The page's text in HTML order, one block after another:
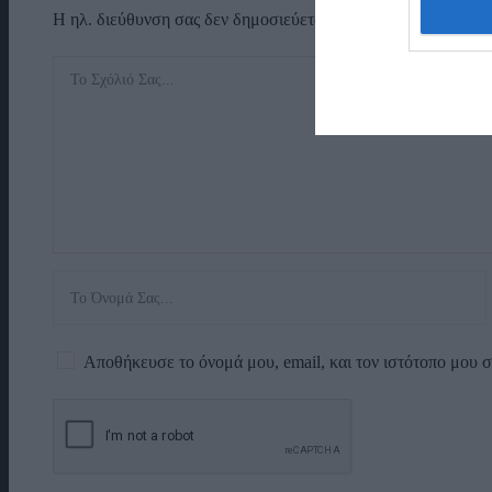
Η ηλ. διεύθυνση σας δεν δημοσιεύεται. Τα υποχρεωτικά
Αποθήκευσε το όνομά μου, email, και τον ιστότοπο μου